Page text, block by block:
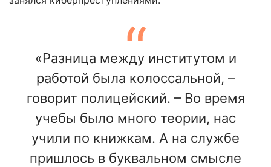
«Разница между институтом и
работой была колоссальной, –
говорит полицейский. – Во время
учебы было много теории, нас
учили по книжкам. А на службе
пришлось в буквальном смысле